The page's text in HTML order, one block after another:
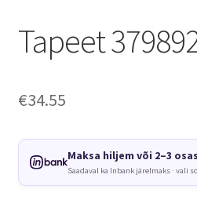
Tapeet
€34.55
Maksa hiljem või 2–3
Saadaval ka Inbank järelmaks · vali